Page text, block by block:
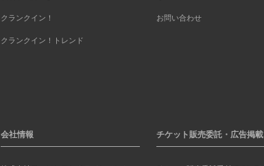
クランクイン！
クランクイン！トレンド
お問い合わせ
会社情報 チケット販売委託・広告掲載